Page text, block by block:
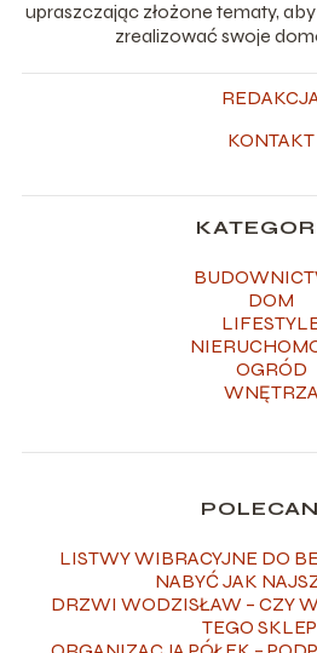
upraszczając złożone tematy,
zrealizować swoje
KONTAKT
DOM
OGRÓD
WNĘTRZA
LISTWY WIBRACYJNE DO
NABYĆ JAK
DRZWI WODZISŁAW – CZY
TEGO